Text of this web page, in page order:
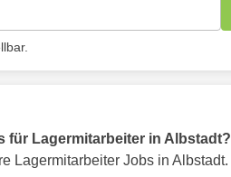
für Lagermitarbeiter in Albstadt?
Lagermitarbeiter Jobs in Albstadt.